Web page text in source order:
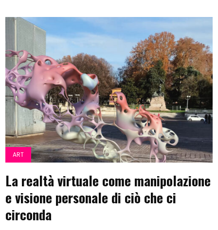
ART
La realtà virtuale come manipolazione
e visione personale di ciò che ci
circonda